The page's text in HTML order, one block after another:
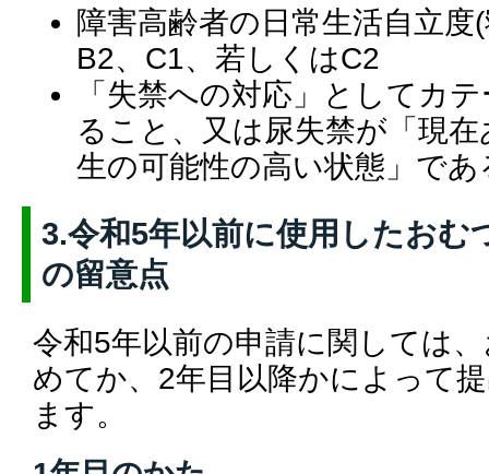
障害高齢者の日常生活自立
B2、C1、若しくはC2
「失禁への対応」としてカ
ること、又は尿失禁が「現
生の可能性の高い状態」で
3.令和5年以前に使用したおむ
の留意点
令和5年以前の申請に関しては
めてか、2年目以降かによって
ます。